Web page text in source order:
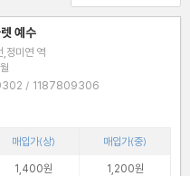
예수
,정미연 역
ISBN : 9791187809302 / 1187809306
매입가(상)
매입가(중)
1,400원 1,200원